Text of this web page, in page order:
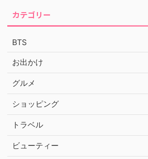
カテゴリー
BTS
お出かけ
グルメ
ショッピング
トラベル
ビューティー